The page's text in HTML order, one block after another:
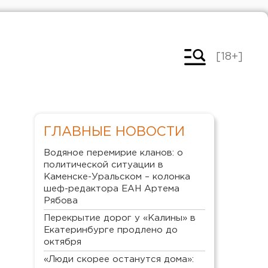
[18+]
ГЛАВНЫЕ НОВОСТИ
Водяное перемирие кланов: о
политической ситуации в
Каменске-Уральском – колонка
шеф-редактора ЕАН Артема
Рябова
Перекрытие дорог у «Калины» в
Екатеринбурге продлено до
октября
«Люди скорее останутся дома»: